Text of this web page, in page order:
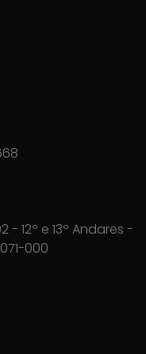
12º e 13º Andares -
000